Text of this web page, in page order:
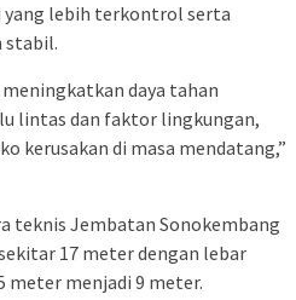
lebih terkontrol serta
stabil.
daya tahan
lintas dan faktor lingkungan,
kerusakan di masa mendatang,”
teknis Jembatan Sonokembang
17 meter dengan lebar
meter menjadi 9 meter.